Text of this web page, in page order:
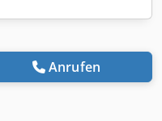
Anrufen